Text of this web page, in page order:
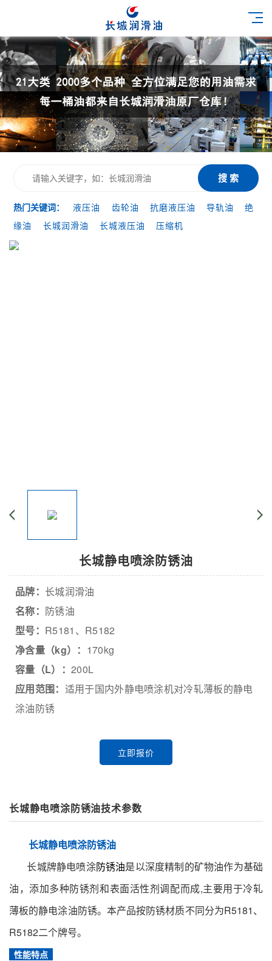
搜 索
热门关键词： 液压油 齿轮油 抗磨液压油 导轨油
绝
缘油
长城润滑油 长城液压油 压缩机
长城静电喷涂防锈油
品牌： 长城润滑油
名称： 防锈油
型号： R5181、R5182
净含量（kg）： 170kg
容量（L）： 200L
应用范围： 适用于国内外静电喷涂机对冷轧薄板的静电
涂油防锈
立即报价
长城静电喷涂防锈油技术参数
长城静电喷涂防锈油
长城牌静电喷涂防锈油是以深度精制的矿物油作为基础
油，添加多种防锈剂和表面活性剂调配而成,主要用于冷轧
薄板的静电涂油防锈。本产品按防锈材质不同分为R5181、
R5182二个牌号。
性能特点